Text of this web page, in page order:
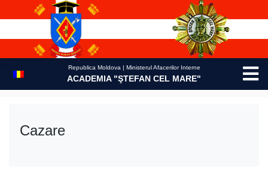
Republica Moldova | Ministerul Afacerilor Interne
ACADEMIA "ŞTEFAN CEL MARE"
Cazare